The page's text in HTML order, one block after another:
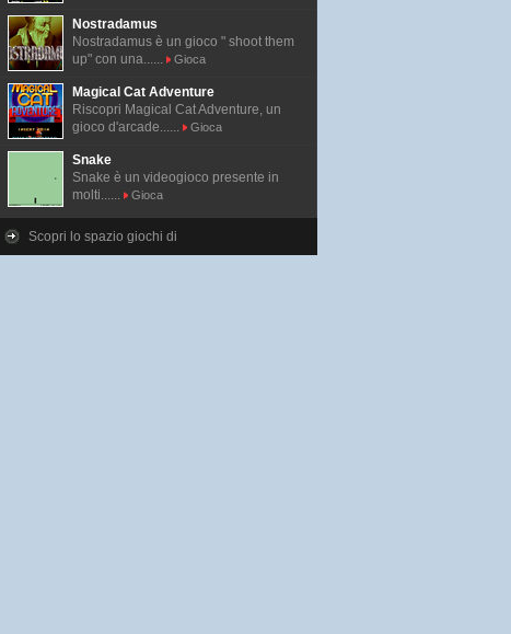
Nostradamus
Nostradamus è un gioco " shoot them
up" con una......
Gioca
Magical Cat Adventure
Riscopri Magical Cat Adventure, un
gioco d'arcade......
Gioca
Snake
Snake è un videogioco presente in
molti......
Gioca
Scopri lo spazio giochi di